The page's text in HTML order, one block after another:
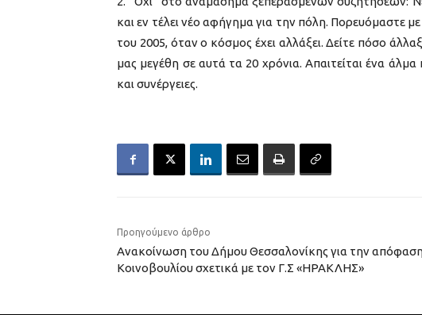
και εν τέλει νέο αφήγημα για την πόλη. Πορευόμαστε
του 2005, όταν ο κόσμος έχει αλλάξει. Δείτε πόσο
μας μεγέθη σε αυτά τα 20 χρόνια. Απαιτείται ένα
και συνέργειες.
Προηγούμενο άρθρο
Ανακοίνωση του Δήμου Θεσσαλονίκης για την
Κοινοβουλίου σχετικά με τον Γ.Σ «ΗΡΑΚΛΗΣ»